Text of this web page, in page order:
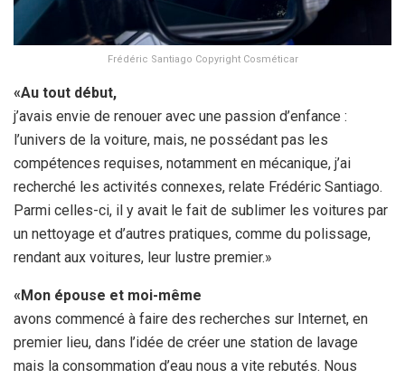
Frédéric Santiago Copyright Cosméticar
«Au tout début,
j’avais envie de renouer avec une passion d’enfance :
l’univers de la voiture, mais, ne possédant pas les
compétences requises, notamment en mécanique, j’ai
recherché les activités connexes, relate Frédéric Santiago.
Parmi celles-ci, il y avait le fait de sublimer les voitures par
un nettoyage et d’autres pratiques, comme du polissage,
rendant aux voitures, leur lustre premier.»
«Mon épouse et moi-même
avons commencé à faire des recherches sur Internet, en
premier lieu, dans l’idée de créer une station de lavage
mais la consommation d’eau nous a vite rebutés. Nous